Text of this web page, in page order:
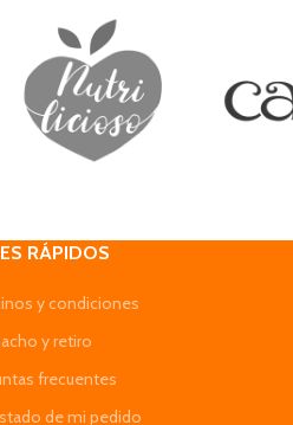
RÁPIDOS
y condiciones
y retiro
frecuentes
de mi pedido